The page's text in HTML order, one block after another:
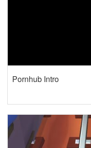
Pornhub Intro